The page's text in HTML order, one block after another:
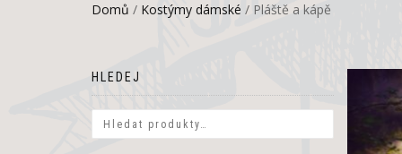
Domů / Kostýmy dámské / Pláště a kápě
HLEDEJ